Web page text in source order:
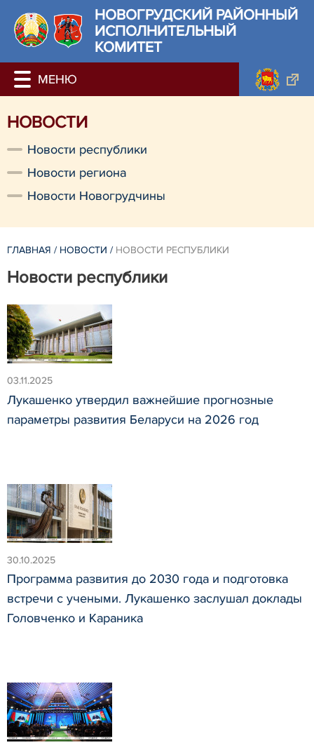
НОВОГРУДСКИЙ РАЙОННЫЙ
ИСПОЛНИТЕЛЬНЫЙ
КОМИТЕТ
НОВОСТИ
Новости республики
Новости региона
Новости Новогрудчины
ГЛАВНАЯ / НОВОСТИ / НОВОСТИ РЕСПУБЛИКИ
Новости республики
03.11.2025
Лукашенко утвердил важнейшие прогнозные
параметры развития Беларуси на 2026 год
30.10.2025
Программа развития до 2030 года и подготовка
встречи с учеными. Лукашенко заслушал доклады
Головченко и Караника